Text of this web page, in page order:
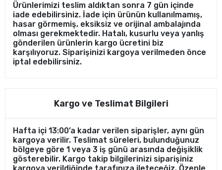
Ürünlerimizi teslim aldıktan sonra 7 gün içinde
iade edebilirsiniz. İade için ürünün kullanılmamış,
hasar görmemiş, eksiksiz ve orijinal ambalajında
olması gerekmektedir. Hatalı, kusurlu veya yanlış
gönderilen ürünlerin kargo ücretini biz
karşılıyoruz. Siparişinizi kargoya verilmeden önce
iptal edebilirsiniz.
Kargo ve Teslimat Bilgileri
Hafta içi 13:00’a kadar verilen siparişler, aynı gün
kargoya verilir. Teslimat süreleri, bulunduğunuz
bölgeye göre 1 veya 3 iş günü arasında değişiklik
gösterebilir. Kargo takip bilgilerinizi siparişiniz